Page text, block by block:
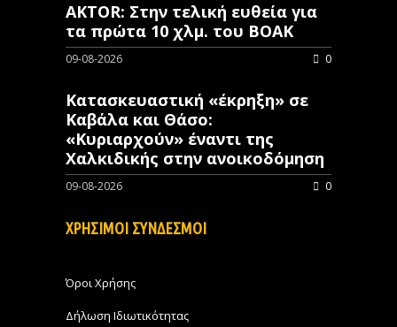
AKTOR: Στην τελική ευθεία για
τα πρώτα 10 χλμ. του ΒΟΑΚ
09-08-2026 0
Κατασκευαστική «έκρηξη» σε
Καβάλα και Θάσο:
«Κυριαρχούν» έναντι της
Χαλκιδικής στην ανοικοδόμηση
09-08-2026 0
ΧΡΗΣΙΜΟΙ ΣΥΝΔΕΣΜΟΙ
Όροι Χρήσης
Δήλωση Ιδιωτικότητας